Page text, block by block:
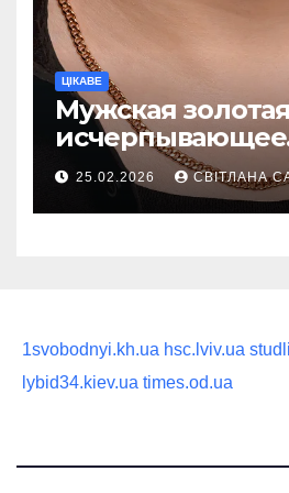
ЦІКАВЕ
Мужская
исчерпывающее
руководство по
статусного
25.02.2026 СВІТЛАНА
1svobodnyi.kh.ua hsc.lviv.ua
lybid34.kiev.ua times.od.ua